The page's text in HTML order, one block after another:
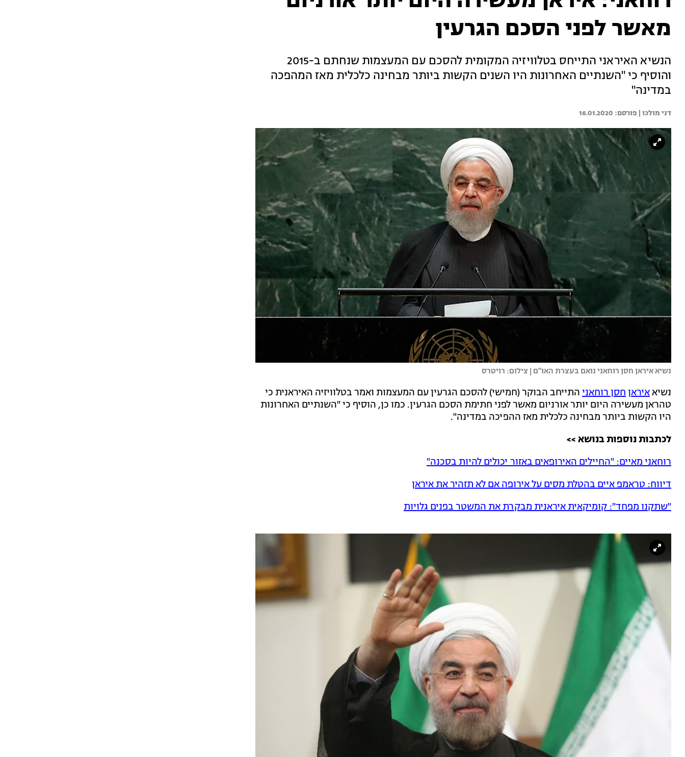
מאשר לפני הסכם הגרעין
הנשיא האיראני התייחס בטלוויזיה המקומית להסכם עם המעצמות שנחתם ב-2015
והוסיף כי "השנתיים האחרונות היו השנים הקשות ביותר מבחינה כלכלית מאז המהפכה
במדינה"
דני מולכו | 16.01.2020
נשיא איראן חסן רוחאני נואם בעצרת האו"ם | צילום: רויטרס
נשיאאיראןחסן רוחאני התייחב הבוקר (חמישי) להסכם הגרעין עם המעצמות ואמר בטלוויזיה האיראנית כי
טהראן מעשירה היום יותר אורניום מאשר לפני חתימת הסכם הגרעין. כמו כן, הוסיף כי "השנתיים האחרונות
היו הקשות ביותר מבחינה כלכלית מאז ההפיכה במדינה".
לכתבות נוספות בנושא >>
רוחאני מאיים: "החיילים האירופאים באזור יכולים להיות בסכנה"
דיווח: טראמפ איים בהטלת מסים על אירופה אם לא תזהיר את איראן
"שתקנו מפחד": קומיקאית איראנית מבקרת את המשטר בפנים גלויות